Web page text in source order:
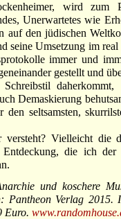
wird zum
Unerwartetes wie
auf den jüdischen
seine Umsetzung im real
immer und
gestellt und
daherkommt,
Demaskierung
seltsamsten,
Vielleicht die
die ich der
und koschere
Pantheon Verlag 2015.
Euro.